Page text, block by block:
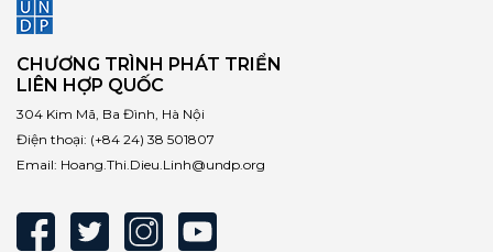
CHƯƠNG TRÌNH PHÁT TRIỂN
LIÊN HỢP QUỐC
304 Kim Mã, Ba Đình, Hà Nội
Điện thoại: (+84 24) 38 501807
Email: Hoang.Thi.Dieu.Linh@undp.org